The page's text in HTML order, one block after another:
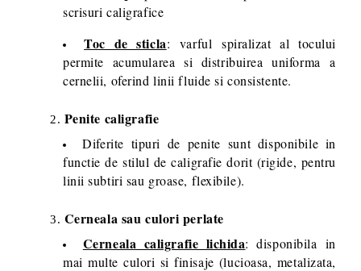
scrisuri caligrafice
Toc de sticla: varful spiralizat al tocului
permite acumularea si distribuirea uniforma a
cernelii, oferind linii fluide si consistente.
Penite caligrafie
Diferite tipuri de penite sunt disponibile in
functie de stilul de caligrafie dorit (rigide, pentru
linii subtiri sau groase, flexibile).
Cerneala sau culori perlate
Cerneala caligrafie lichida: disponibila in
mai multe culori si finisaje (lucioasa, metalizata,